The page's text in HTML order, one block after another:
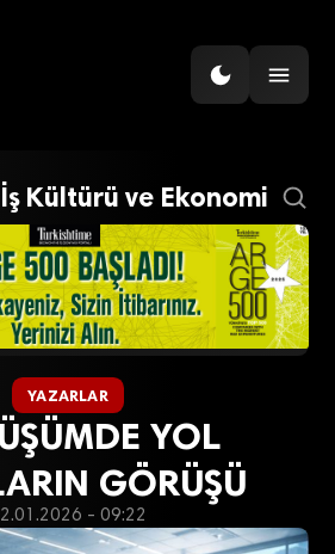
Kültürü ve Ekonomi
YAZARLAR
YOL
GÖRÜŞÜ
- 09:22